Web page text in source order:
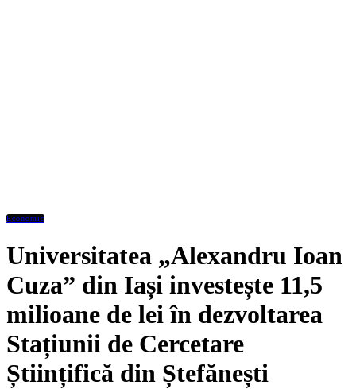
Economic
Universitatea „Alexandru Ioan
Cuza” din Iași investește 11,5
milioane de lei în dezvoltarea
Stațiunii de Cercetare
Științifică din Ștefănești